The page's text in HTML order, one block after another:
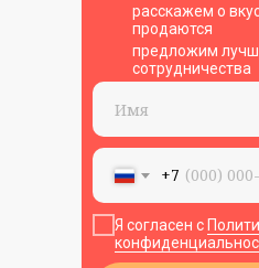
расскажем о
продаются
предложим
сотрудничества
+7
Я согласен с
Политика конфиденциальности
Договор оферты
Пользовательское соглашение
© 2023 — 2026 ИП Козубова
ИНН 233701931939, ОГРНИП